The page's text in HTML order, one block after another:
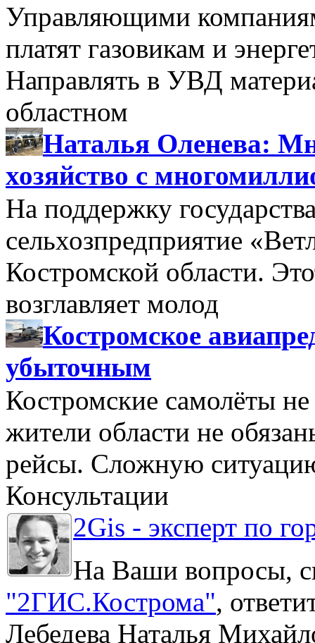
Управляющими
платят газовикам и
Направлять в УВД
областном
Наталья Оленева:
хозяйство с
На поддержку
сельхозпредприятие
Костромской области.
возглавляет молод
Костромское
убыточным
Костромские самолёты
жители области не
рейсы. Сложную
Консультации
2Gis - эксперт по
На Ваши вопросы,
"2ГИС.Кострома",
Лебедева Наталья